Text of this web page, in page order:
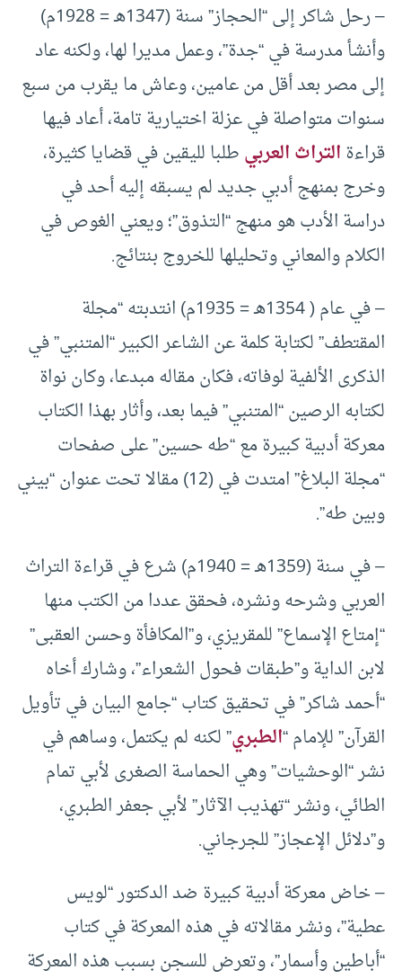
– رحل شاكر إلى “الحجاز” سنة (1347هـ = 1928م)
وأنشأ مدرسة في “جدة”، وعمل مديرا لها، ولكنه عاد
إلى مصر بعد أقل من عامين، وعاش ما يقرب من سبع
سنوات متواصلة في عزلة اختيارية تامة، أعاد فيها
قراءةالتراث العربيطلبا لليقين في قضايا كثيرة،
وخرج بمنهج أدبي جديد لم يسبقه إليه أحد في
دراسة الأدب هو منهج “التذوق”؛ ويعني الغوص في
الكلام والمعاني وتحليلها للخروج بنتائج.
– في عام ( 1354هـ = 1935م) انتدبته “مجلة
المقتطف” لكتابة كلمة عن الشاعر الكبير “المتنبي” في
الذكرى الألفية لوفاته، فكان مقاله مبدعا، وكان نواة
لكتابه الرصين “المتنبي” فيما بعد، وأثار بهذا الكتاب
معركة أدبية كبيرة مع “طه حسين” على صفحات
“مجلة البلاغ” امتدت في (12) مقالا تحت عنوان “بيني
وبين طه”.
– في سنة (1359هـ = 1940م) شرع في قراءة التراث
العربي وشرحه ونشره، فحقق عددا من الكتب منها
“إمتاع الإسماع” للمقريزي، و”المكافأة وحسن العقبى”
لابن الداية و”طبقات فحول الشعراء”، وشارك أخاه
“أحمد شاكر” في تحقيق كتاب “جامع البيان في تأويل
القرآن” للإمام “الطبري” لكنه لم يكتمل، وساهم في
نشر “الوحشيات” وهي الحماسة الصغرى لأبي تمام
الطائي، ونشر “تهذيب الآثار” لأبي جعفر الطبري،
و”دلائل الإعجاز” للجرجاني.
– خاض معركة أدبية كبيرة ضد الدكتور “لويس
عطية”، ونشر مقالاته في هذه المعركة في كتاب
“أباطين وأسمار”، وتعرض للسجن بسبب هذه المعركة